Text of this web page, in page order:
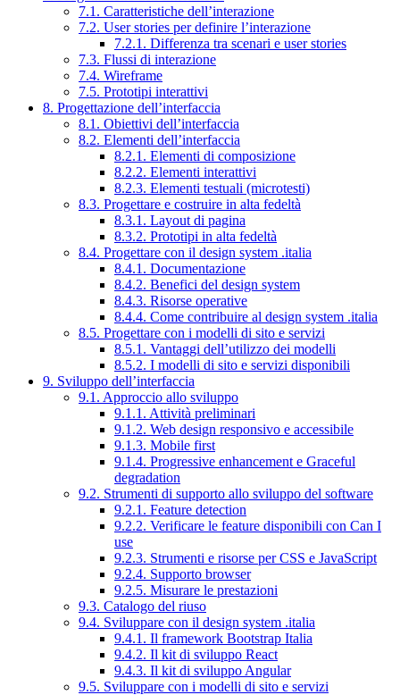
7.1. Caratteristiche dell’interazione
7.2. User stories per definire l’interazione
7.2.1. Differenza tra scenari e user stories
7.3. Flussi di interazione
7.4. Wireframe
7.5. Prototipi interattivi
8. Progettazione dell’interfaccia
8.1. Obiettivi dell’interfaccia
8.2. Elementi dell’interfaccia
8.2.1. Elementi di composizione
8.2.2. Elementi interattivi
8.2.3. Elementi testuali (microtesti)
8.3. Progettare e costruire in alta fedeltà
8.3.1. Layout di pagina
8.3.2. Prototipi in alta fedeltà
8.4. Progettare con il design system .italia
8.4.1. Documentazione
8.4.2. Benefici del design system
8.4.3. Risorse operative
8.4.4. Come contribuire al design system .italia
8.5. Progettare con i modelli di sito e servizi
8.5.1. Vantaggi dell’utilizzo dei modelli
8.5.2. I modelli di sito e servizi disponibili
9. Sviluppo dell’interfaccia
9.1. Approccio allo sviluppo
9.1.1. Attività preliminari
9.1.2. Web design responsivo e accessibile
9.1.3. Mobile first
9.1.4. Progressive enhancement e Graceful
degradation
9.2. Strumenti di supporto allo sviluppo del software
9.2.1. Feature detection
9.2.2. Verificare le feature disponibili con Can I
use
9.2.3. Strumenti e risorse per CSS e JavaScript
9.2.4. Supporto browser
9.2.5. Misurare le prestazioni
9.3. Catalogo del riuso
9.4. Sviluppare con il design system .italia
9.4.1. Il framework Bootstrap Italia
9.4.2. Il kit di sviluppo React
9.4.3. Il kit di sviluppo Angular
9.5. Sviluppare con i modelli di sito e servizi